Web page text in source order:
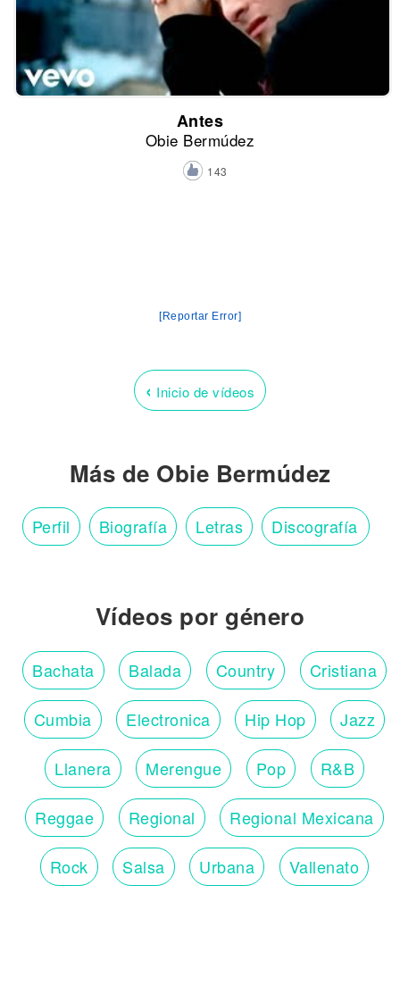
Antes
Obie Bermúdez
143
[Reportar Error]
‹ Inicio de vídeos
Más de Obie Bermúdez
Perfil Biografía Letras Discografía
Vídeos por género
Bachata Balada Country Cristiana
Cumbia Electronica Hip Hop Jazz
Llanera Merengue Pop R&B
Reggae Regional Regional Mexicana
Rock Salsa Urbana Vallenato